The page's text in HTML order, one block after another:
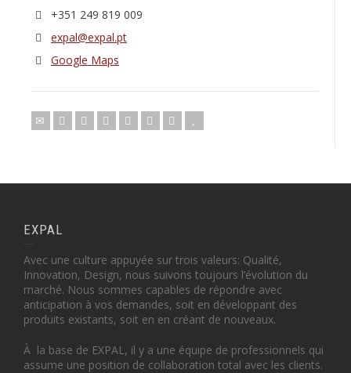
+351 249 819 009
expal@expal.pt
Google Maps
EXPAL
Avec une culture appuyée sur trois valeurs: Qualité,
Innovation, Design, nous suivons toujours l’évolution du
marché. Nous sommes capables de répondre avec
anticipation à vos demandes, soit en développant des
produits existants, soit en en créant de nouveaux.
À la base de EXPAL, il y a une équipe de professionnels qui
assume une position de collaboration total avec les clients.